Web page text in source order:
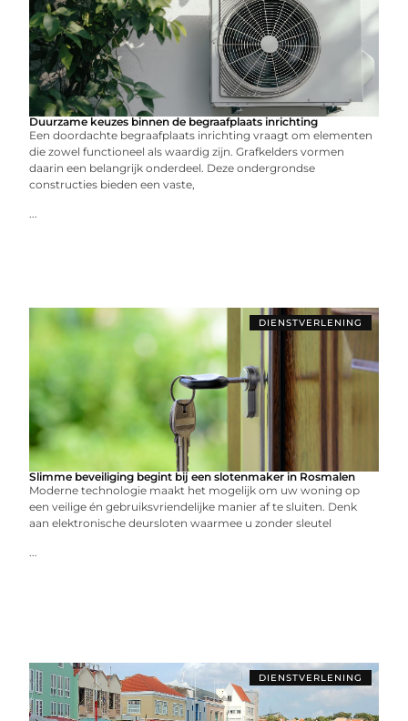
Duurzame keuzes binnen de begraafplaats inrichting
Een doordachte begraafplaats inrichting vraagt om elementen
die zowel functioneel als waardig zijn. Grafkelders vormen
daarin een belangrijk onderdeel. Deze ondergrondse
constructies bieden een vaste,
...
DIENSTVERLENING
Slimme beveiliging begint bij een slotenmaker in Rosmalen
Moderne technologie maakt het mogelijk om uw woning op
een veilige én gebruiksvriendelijke manier af te sluiten. Denk
aan elektronische deursloten waarmee u zonder sleutel
...
DIENSTVERLENING